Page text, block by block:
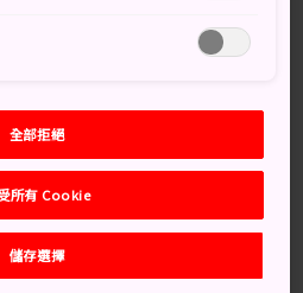
和紀念碑
天街道兩旁的櫻花盛開
步
全部拒絕
所有 Cookie
儲存選擇